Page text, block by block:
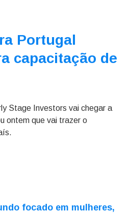
Portugal
capacitação de
Stage Investors vai chegar a
ontem que vai trazer o
focado em mulheres,